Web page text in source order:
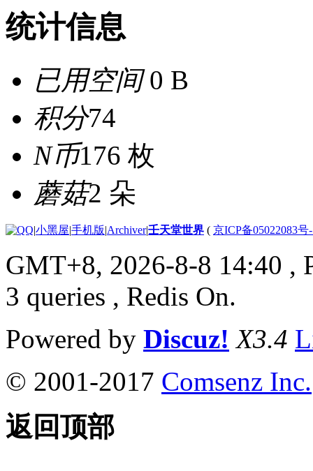
统计信息
已用空间0 B
积分74
N币176 枚
蘑菇2 朵
|小黑屋|手机版|Archiver|壬天堂世界 ( 京ICP备05022083号
GMT+8, 2026-8-8 14:40 ,
3 queries , Redis On.
Powered by Discuz! X3.4
© 2001-2017 Comsenz Inc.
返回顶部